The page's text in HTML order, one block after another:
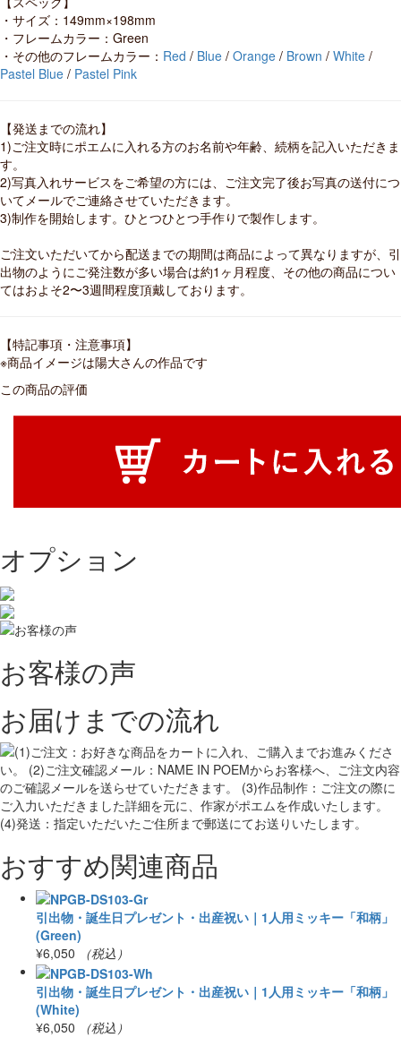
・サイズ：149mm×198mm
・フレームカラー：Green
・その他のフレームカラー： Red / Blue / Orange / Brown / White /
Pastel Blue / Pastel Pink
【発送までの流れ】
1)ご注文時にポエムに入れる方のお名前や年齢、続柄を記入いただきま
す。
2)写真入れサービスをご希望の方には、ご注文完了後お写真の送付につ
いてメールでご連絡させていただきます。
3)制作を開始します。ひとつひとつ手作りで製作します。
ご注文いただいてから配送までの期間は商品によって異なりますが、引
出物のようにご発注数が多い場合は約1ヶ月程度、その他の商品につい
てはおよそ2〜3週間程度頂戴しております。
【特記事項・注意事項】
※商品イメージは陽大さんの作品です
この商品の評価
オプション
お客様の声
お届けまでの流れ
おすすめ関連商品
引出物・誕生日プレゼント・出産祝い｜1人用ミッキー「和柄」
(Green)
¥6,050
（税込）
引出物・誕生日プレゼント・出産祝い｜1人用ミッキー「和柄」
(White)
¥6,050
（税込）